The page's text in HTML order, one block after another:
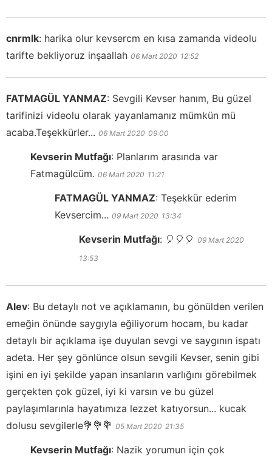
cnrmlk: harika olur kevsercm en kısa zamanda videolu
tarifte bekliyoruz inşaallah 06 Mart 2020 12:52
FATMAGÜL YANMAZ: Sevgili Kevser hanım, Bu güzel
tarifinizi videolu olarak yayanlamanız mümkün mü
acaba.Teşekkürler... 06 Mart 2020 09:00
Kevserin Mutfağı: Planlarım arasında var
Fatmagülcüm. 06 Mart 2020 11:21
FATMAGÜL YANMAZ: Teşekkür ederim
Kevsercim... 09 Mart 2020 13:34
Kevserin Mutfağı: 🎈🎈🎈 09 Mart 2020
13:53
Alev: Bu detaylı not ve açıklamanın, bu gönülden verilen
emeğin önünde saygıyla eğiliyorum hocam, bu kadar
detaylı bir açıklama işe duyulan sevgi ve saygının ispatı
adeta. Her şey gönlünce olsun sevgili Kevser, senin gibi
işini en iyi şekilde yapan insanların varlığını görebilmek
gerçekten çok güzel, iyi ki varsın ve bu güzel
paylaşımlarınla hayatımıza lezzet katıyorsun... kucak
dolusu sevgilerle💐💐💐 05 Mart 2020 21:35
Kevserin Mutfağı: Nazik yorumun için çok